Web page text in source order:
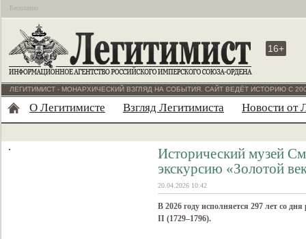
Бесплатно
16+
ЛЕГИТИМИСТ - МОНАРХИЧЕСКИЙ ВЗГЛЯД НА СОБЫТИЯ. САЙТ ВЕДЁТ ИСТОРИЮ С
О Легитимисте Взгляд Легитимиста Новости от
Исторический музей
экскурсию «Золотой
20.04.2026 10:42
В 2026 году исполняется 297 лет со
II (1729–1796).